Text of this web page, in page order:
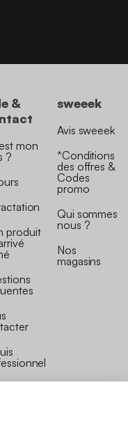
&
mon
?
produit
sweeek
Avis sweeek
*Conditions
des offres &
Codes
promo
Qui sommes
nous ?
Nos
magasins